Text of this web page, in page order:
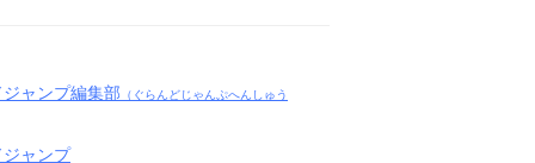
ャンプ編集部 （ぐらんどじゃんぷへんしゅう
ャンプ